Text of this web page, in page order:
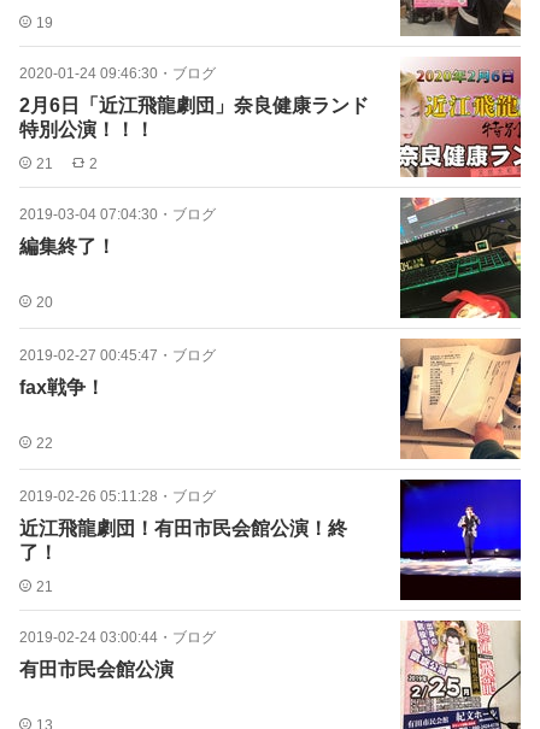
19
2020-01-24 09:46:30 ・ ブログ
2月6日「近江飛龍劇団」奈良健康ランド
特別公演！！！
21 2
2019-03-04 07:04:30 ・ ブログ
編集終了！
20
2019-02-27 00:45:47 ・ ブログ
fax戦争！
22
2019-02-26 05:11:28 ・ ブログ
近江飛龍劇団！有田市民会館公演！終
了！
21
2019-02-24 03:00:44 ・ ブログ
有田市民会館公演
13